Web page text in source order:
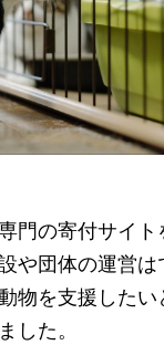
門の寄付サイト
や団体の運営は
物を支援した
した。